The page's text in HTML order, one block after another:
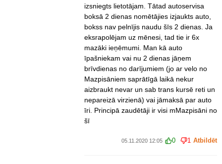
izsniegts lietotājam. Tātad autoservisa
boksā 2 dienas nomētājies izjaukts auto,
bokss nav pelnījis naudu šīs 2 dienas. Ja
eksrapolējam uz mēnesi, tad tie ir 6x
mazāki ieņēmumi. Man kā auto
īpašniekam vai nu 2 dienas jāņem
brīvdienas no darījumiem (jo ar velo no
Mazpisāniem saprātīgā laikā nekur
aizbraukt nevar un sab trans kursē reti un
nepareizā virzienā) vai jāmaksā par auto
īri. Principā zaudētāji ir visi mMazpisāni no
šī
05.11.2020 12:05 0 1 Atbildēt